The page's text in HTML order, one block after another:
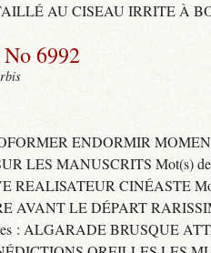
AU CISEAU IRRITE À
6992
ENDORMIR
LES MANUSCRITS Mot(s) de
REALISATEUR CINÉASTE
AVANT LE DÉPART
: ALGARADE BRUSQUE